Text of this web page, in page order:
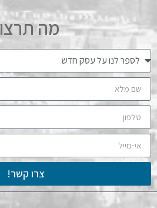
מה
צרו קשר!